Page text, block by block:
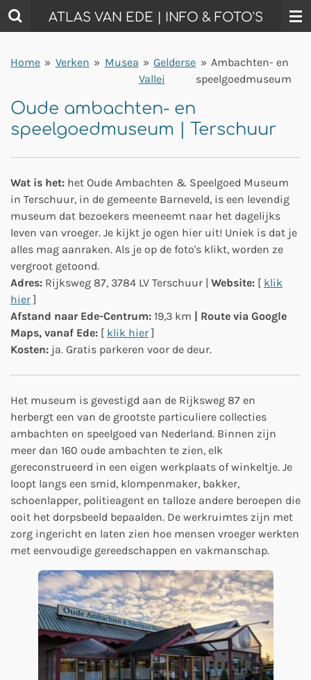
Ga
direct
de
ATLAS VAN EDE | INFO & FOTO'S
Home » Verken » Musea » Gelderse
Vallei
» Ambachten- en
speelgoedmuseum
Oude ambachten- en
speelgoedmuseum | Terschuur
Wat is het: het Oude Ambachten & Speelgoed Museum
in Terschuur, in de gemeente Barneveld, is een levendig
museum dat bezoekers meeneemt naar het dagelijks
leven van vroeger. Je kijkt je ogen hier uit! Uniek is dat je
alles mag aanraken. Als je op de foto's klikt, worden ze
vergroot getoond.
Adres: Rijksweg 87, 3784 LV Terschuur | Website: [ klik
hier]
Afstand naar Ede-Centrum: 19,3 km | Route via Google
Maps, vanaf Ede: [ klik hier]
Kosten: ja. Gratis parkeren voor de deur.
Het museum is gevestigd aan de Rijksweg 87 en
herbergt een van de grootste particuliere collecties
ambachten en speelgoed van Nederland. Binnen zijn
meer dan 160 oude ambachten te zien, elk
gereconstrueerd in een eigen werkplaats of winkeltje. Je
loopt langs een smid, klompenmaker, bakker,
schoenlapper, politieagent en talloze andere beroepen die
ooit het dorpsbeeld bepaalden. De werkruimtes zijn met
zorg ingericht en laten zien hoe mensen vroeger werkten
met eenvoudige gereedschappen en vakmanschap.